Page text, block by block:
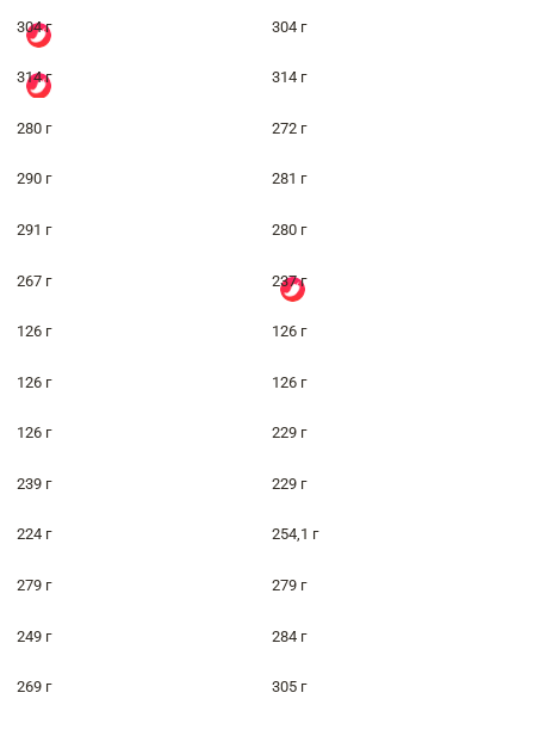
304 г 304 г
314 г 314 г
280 г 272 г
290 г 281 г
291 г 280 г
267 г 237 г
126 г 126 г
126 г 126 г
126 г 229 г
239 г 229 г
224 г 254,1 г
279 г 279 г
249 г 284 г
269 г 305 г